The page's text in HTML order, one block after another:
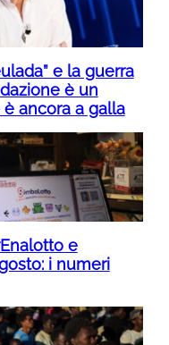
e la guerra
è un
ancora a galla
e
i numeri